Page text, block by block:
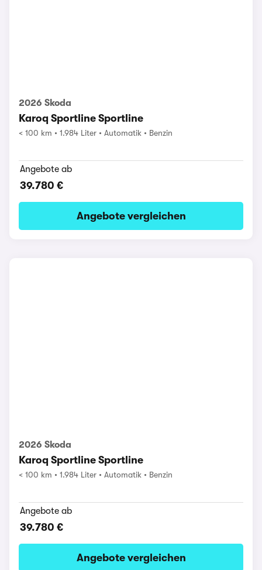
2026 Skoda
Karoq Sportline Sportline
< 100 km 1.984 Liter Automatik Benzin
Angebote ab
39.780 €
Angebote vergleichen
2026 Skoda
Karoq Sportline Sportline
< 100 km 1.984 Liter Automatik Benzin
Angebote ab
39.780 €
Angebote vergleichen